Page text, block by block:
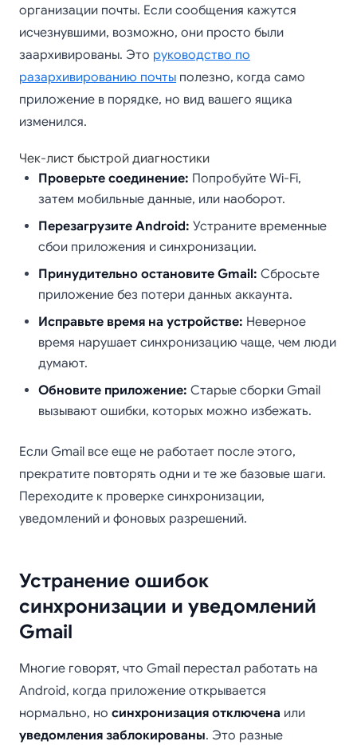
организации почты. Если сообщения кажутся
исчезнувшими, возможно, они просто были
заархивированы. Это руководство по
разархивированию почты полезно, когда само
приложение в порядке, но вид вашего ящика
изменился.
Чек-лист быстрой диагностики
Проверьте соединение: Попробуйте Wi-Fi,
затем мобильные данные, или наоборот.
Перезагрузите Android: Устраните временные
сбои приложения и синхронизации.
Принудительно остановите Gmail: Сбросьте
приложение без потери данных аккаунта.
Исправьте время на устройстве: Неверное
время нарушает синхронизацию чаще, чем люди
думают.
Обновите приложение: Старые сборки Gmail
вызывают ошибки, которых можно избежать.
Если Gmail все еще не работает после этого,
прекратите повторять одни и те же базовые шаги.
Переходите к проверке синхронизации,
уведомлений и фоновых разрешений.
Устранение ошибок
синхронизации и уведомлений
Gmail
Многие говорят, что Gmail перестал работать на
Android, когда приложение открывается
нормально, но синхронизация отключена или
уведомления заблокированы. Это разные